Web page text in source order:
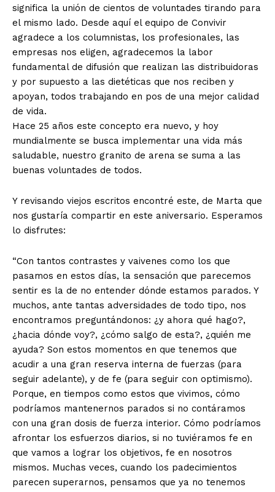
significa la unión de cientos de voluntades tirando para
el mismo lado. Desde aquí el equipo de Convivir
agradece a los columnistas, los profesionales, las
empresas nos eligen, agradecemos la labor
fundamental de difusión que realizan las distribuidoras
y por supuesto a las dietéticas que nos reciben y
apoyan, todos trabajando en pos de una mejor calidad
de vida.
Hace 25 años este concepto era nuevo, y hoy
mundialmente se busca implementar una vida más
saludable, nuestro granito de arena se suma a las
buenas voluntades de todos.
Y revisando viejos escritos encontré este, de Marta que
nos gustaría compartir en este aniversario. Esperamos
lo disfrutes:
“Con tantos contrastes y vaivenes como los que
pasamos en estos días, la sensación que parecemos
sentir es la de no entender dónde estamos parados. Y
muchos, ante tantas adversidades de todo tipo, nos
encontramos preguntándonos: ¿y ahora qué hago?,
¿hacia dónde voy?, ¿cómo salgo de esta?, ¿quién me
ayuda? Son estos momentos en que tenemos que
acudir a una gran reserva interna de fuerzas (para
seguir adelante), y de fe (para seguir con optimismo).
Porque, en tiempos como estos que vivimos, cómo
podríamos mantenernos parados si no contáramos
con una gran dosis de fuerza interior. Cómo podríamos
afrontar los esfuerzos diarios, si no tuviéramos fe en
que vamos a lograr los objetivos, fe en nosotros
mismos. Muchas veces, cuando los padecimientos
parecen superarnos, pensamos que ya no tenemos